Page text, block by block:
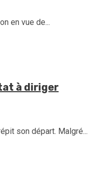
en vue de...
à diriger
son départ. Malgré...